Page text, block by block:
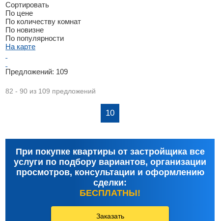
Сортировать
По цене
По количеству комнат
По новизне
По популярности
На карте
Предложений: 109
82 - 90 из 109 предложений
10
При покупке квартиры от застройщика все
услуги по подбору вариантов, организации
просмотров, консультации и оформлению
сделки:
БЕСПЛАТНЫ!
Заказать